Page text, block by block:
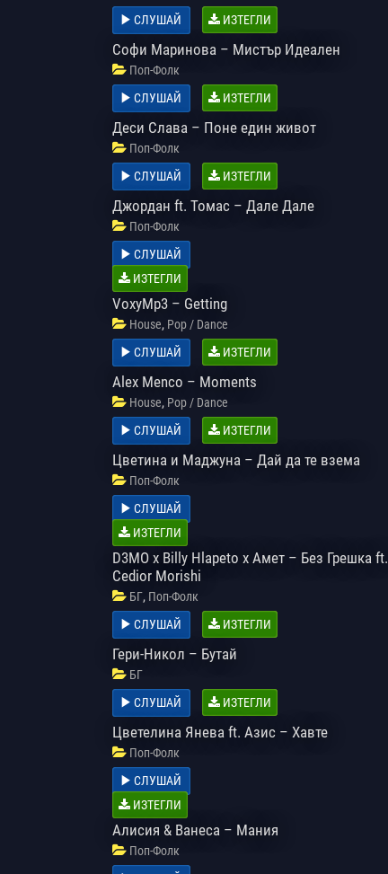
СЛУШАЙ
ИЗТЕГЛИ
Софи Маринова – Мистър Идеален
Поп-Фолк
СЛУШАЙ
ИЗТЕГЛИ
Деси Слава – Поне един живот
Поп-Фолк
СЛУШАЙ
ИЗТЕГЛИ
Джордан ft. Томас – Дале Дале
Поп-Фолк
СЛУШАЙ
ИЗТЕГЛИ
VoxyMp3 – Getting
House, Pop / Dance
СЛУШАЙ
ИЗТЕГЛИ
Alex Menco – Moments
House, Pop / Dance
СЛУШАЙ
ИЗТЕГЛИ
Цветина и Маджуна – Дай да те взема
Поп-Фолк
СЛУШАЙ
ИЗТЕГЛИ
D3MO x Billy Hlapeto x Амет – Без Грешка ft.
Cedior Morishi
БГ, Поп-Фолк
СЛУШАЙ
ИЗТЕГЛИ
Гери-Никол – Бутай
БГ
СЛУШАЙ
ИЗТЕГЛИ
Цветелина Янева ft. Азис – Хавте
Поп-Фолк
СЛУШАЙ
ИЗТЕГЛИ
Алисия & Ванеса – Мания
Поп-Фолк